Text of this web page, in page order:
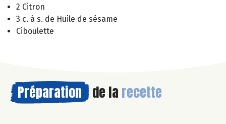
2 Citron
3 c. à s. de Huile de sésame
Ciboulette
Préparation de la recette